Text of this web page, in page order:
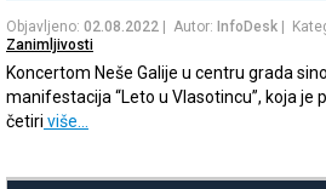
Objavljeno: 02.08.2022 | Autor: InfoDesk |
Zanimljivosti
Koncertom Neše Galije u centru grada
manifestacija “Leto u Vlasotincu”, koja je
četiri više…